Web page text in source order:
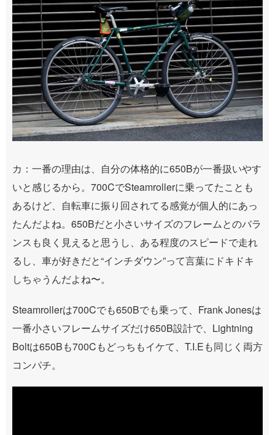
カ：一番の理由は、自分の体格的に650Bが一番扱いやす
いと感じるから。700CでSteamrollerに乗ってたことも
あるけど、自転車に振り回されてる感覚が個人的にあっ
たんだよね。650Bだと小さいサイズのフレームとのバラ
ンスも良く見えると思うし、ある程度のスピードで走れ
るし、車が好きだと“インチダウン”って言葉にドキドキ
しちゃうんだよね〜。
Steamrollerは700Cでも650Bでも乗って、Frank Jonesは
一番小さいフレームサイズだけ650B設計で、Lightning
Boltは650Bも700Cもどっちもイケて、T.I.Eも同じく両方
コンパチ。